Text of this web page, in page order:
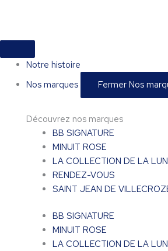
Notre histoire
Nos marques
Fermer Nos
Découvrez nos marques
BB SIGNATURE
MINUIT ROSE
LA COLLECTION DE LA
RENDEZ-VOUS
SAINT JEAN DE
BB SIGNATURE
MINUIT ROSE
LA COLLECTION DE LA